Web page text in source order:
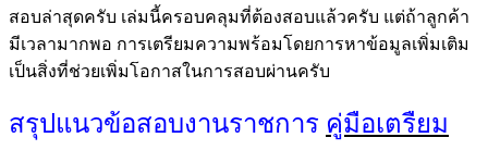
สอบล่าสุดครับ เล่มนี้ครอบคลุมที่ต้องสอบแล้วครับ แต่ถ้าลูกค้า
มีเวลามากพอ การเตรียมความพร้อมโดยการหาข้อมูลเพิ่มเติม
เป็นสิ่งที่ช่วยเพิ่มโอกาสในการสอบผ่านครับ
สรุปแนวข้อสอบงานราชการ คู่มือเตรืยม